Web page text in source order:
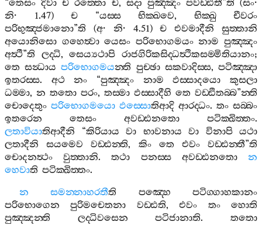
“තෙසං දිවා ච රත‍්තො ච, සදා පුඤ‍්ඤං පවඩ‍්ඪතී”ති (සං·
නි· 1.47) ච “යස‍්ස භික‍්ඛවෙ, භික‍්ඛු
චීවරං
පරිභුඤ‍්ජමානො”ති (අ· නි· 4.51)ච එවමාදීනි
සුත‍්තානි
අයොනිසො ගහෙත්‍වා යෙසං පරිභොගමයං නාම පුඤ‍්ඤං
අත්‍ථී”ති ලද‍්ධි,සෙය්‍යථාපි රාජගිරිකසිද‍්ධත්‍ථිකසම‍්මිතියානං;
තෙ සන්‍ධාය පරිභොගමයන‍්ති පුච‍්ඡා සකවාදිස‍්ස,පටිඤ‍්ඤා
ඉතරස‍්ස. අථ නං “පුඤ‍්ඤං නාම ඵස‍්සාදයො
කුසලා
ධම‍්මා, න තතො පරං, තස‍්මා ඵස‍්සාදීහි තෙ වඩ‍්ඪිතබ‍්බ”න‍්ති
චොදෙතුං පරිභොගමයො ඵස‍්සොතිආදි ආරද‍්ධං. තං සබ‍්බං
ඉතරෙන
තෙසං අවඩ‍්ඪනතො පටික‍්ඛිත‍්තං.
ලතාවියාතිආදීනි “කිරියාය වා භාවනාය වා විනාපි
යථා
ලතාදීනි
සයමෙව වඩ‍්ඪන‍්ති, කිං තෙ එවං වඩ‍්ඪන‍්තී”ති
චොදනත්‍ථං
වුත‍්තානි.තථා පනස‍්ස අවඩ‍්ඪනතො
න
හෙවාති පටික‍්ඛිත‍්තං.
න
සමන‍්නාහරතීති පඤ‍්හෙ
පටිග‍්ගාහකානං
පරිභොගෙන
පුරිමචෙතනා වඩ‍්ඪති,එවං තං
හොති
පුඤ‍්ඤන‍්ති
ලද‍්ධිවසෙන පටිජානාති.තතො